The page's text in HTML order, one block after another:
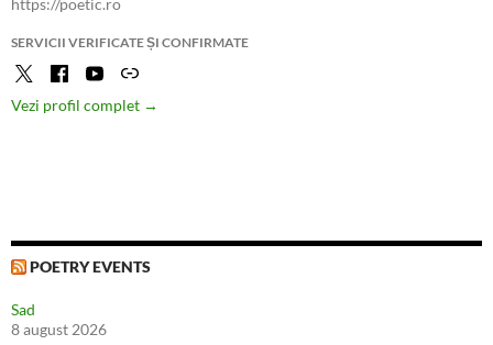
https://poetic.ro
SERVICII VERIFICATE ȘI CONFIRMATE
Vezi profil complet →
POETRY EVENTS
Sad
8 august 2026